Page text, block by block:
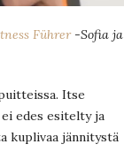
Führer-Sofia ja
Itse
edes esitelty ja
kuplivaa jännitystä